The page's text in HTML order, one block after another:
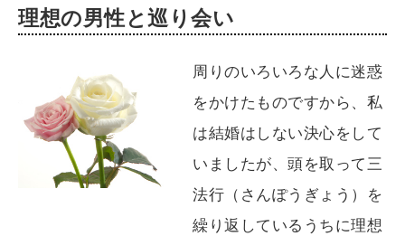
理想の男性と巡り会い
周りのいろいろな人に迷惑
をかけたものですから、私
は結婚はしない決心をして
いましたが、頭を取って三
法行（さんぽうぎょう）を
繰り返しているうちに理想